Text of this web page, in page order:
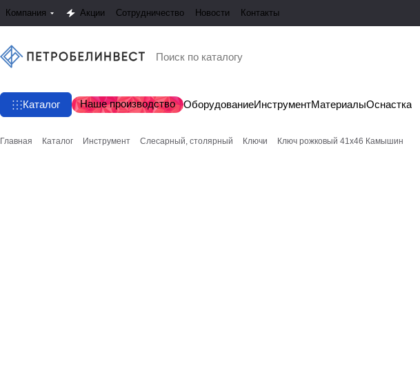
Компания Акции Сотрудничество Новости Контакты
Каталог Наше производство ОборудованиеИнструментМатериалыОснастка
Главная Каталог Инструмент Слесарный, столярный Ключи Ключ рожковый 41х46 Камышин